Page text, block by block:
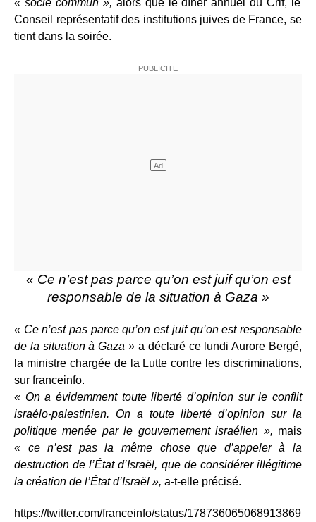
Conseil représentatif des institutions juives de France, se
tient dans la soirée.
« Ce n’est pas parce qu’on est juif qu’on est
responsable de la situation à Gaza »
« Ce n’est pas parce qu’on est juif qu’on est responsable
de la situation à Gaza » a déclaré ce lundi Aurore Bergé,
la ministre chargée de la Lutte contre les discriminations,
sur franceinfo.
« On a évidemment toute liberté d’opinion sur le conflit
israélo-palestinien. On a toute liberté d’opinion sur la
politique menée par le gouvernement israélien », mais
« ce n’est pas la même chose que d’appeler à la
destruction de l’État d’Israël, que de considérer illégitime
la création de l’État d’Israël », a-t-elle précisé.
https://twitter.com/franceinfo/status/178736065068913869